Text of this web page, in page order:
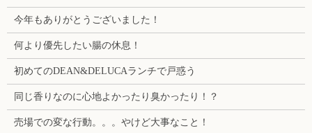
今年もありがとうございました！
何より優先したい腸の休息！
初めてのDEAN&DELUCAランチで戸惑う
同じ香りなのに心地よかったり臭かったり！？
売場での変な行動。。。やけど大事なこと！